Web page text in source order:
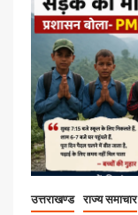
उत्तराखण्ड राज्य समाचार